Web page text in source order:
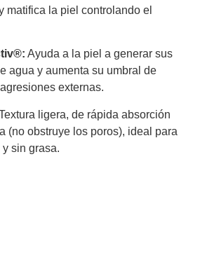
matifica la piel controlando el
Ayuda a la piel a generar sus
agua y aumenta su umbral de
externas.
ligera, de rápida absorción
(no obstruye los poros), ideal para
sin grasa.